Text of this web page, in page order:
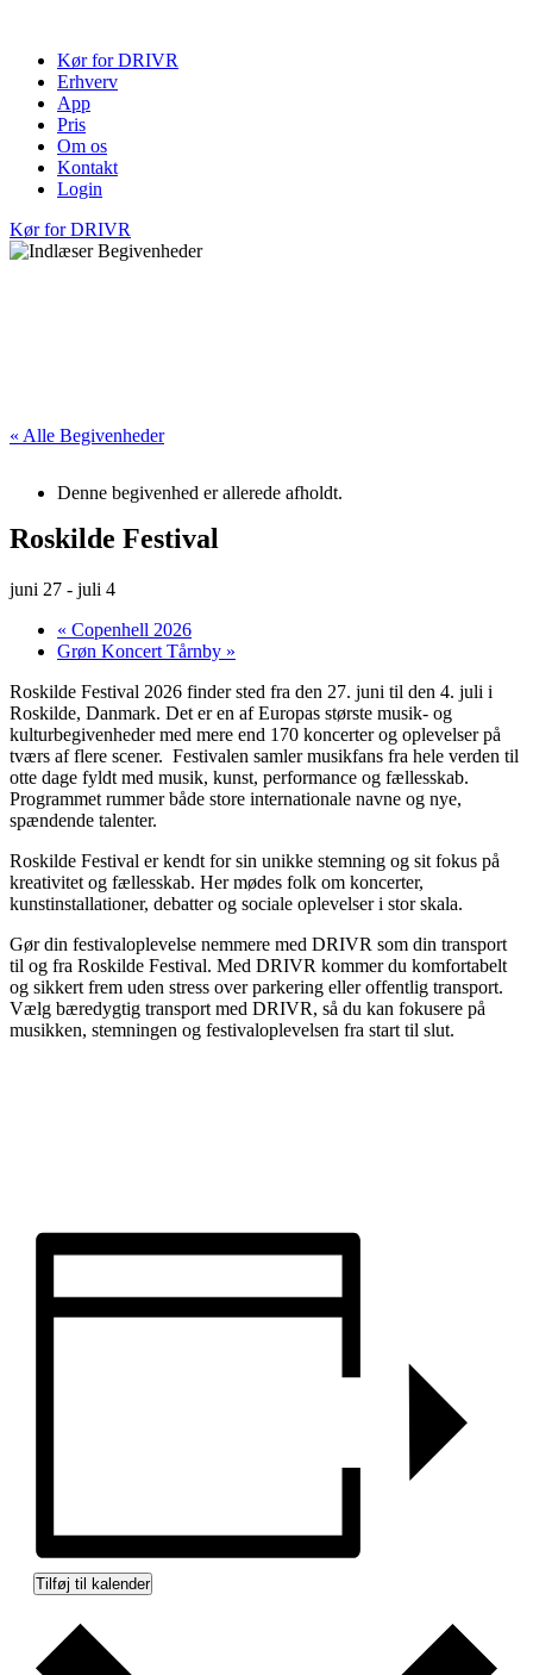
indholdKør for DRIVR
Erhverv
App
Pris
Om os
Kontakt
Login
Kør for DRIVR
« Alle Begivenheder
Denne begivenhed er allerede afholdt.
Roskilde Festival
juni 27 - juli 4
« Copenhell 2026
Grøn Koncert Tårnby »
Roskilde Festival 2026 finder sted fra den 27. juni til den 4. juli i
Roskilde, Danmark. Det er en af Europas største musik‑ og
kulturbegivenheder med mere end 170 koncerter og oplevelser på
tværs af flere scener. Festivalen samler musikfans fra hele verden til
otte dage fyldt med musik, kunst, performance og fællesskab.
Programmet rummer både store internationale navne og nye,
spændende talenter.
Roskilde Festival er kendt for sin unikke stemning og sit fokus på
kreativitet og fællesskab. Her mødes folk om koncerter,
kunstinstallationer, debatter og sociale oplevelser i stor skala.
Gør din festivaloplevelse nemmere med DRIVR som din transport
til og fra Roskilde Festival. Med DRIVR kommer du komfortabelt
og sikkert frem uden stress over parkering eller offentlig transport.
Vælg bæredygtig transport med DRIVR, så du kan fokusere på
musikken, stemningen og festivaloplevelsen fra start til slut.
Tilføj til kalender